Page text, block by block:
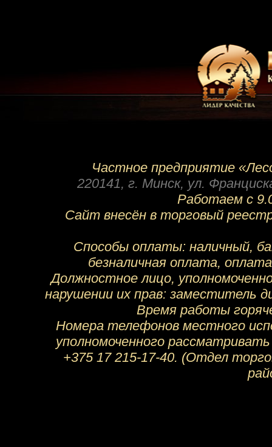
Частное предприятие
220141, г. Минск, ул.
Работаем с
Сайт внесён в торговый
Способы оплаты: наличный,
безналичная оплата,
Должностное лицо,
нарушении их прав: заместитель
Время работы
Номера телефонов местного
уполномоченного
+375 17 215-17-40. (Отдел